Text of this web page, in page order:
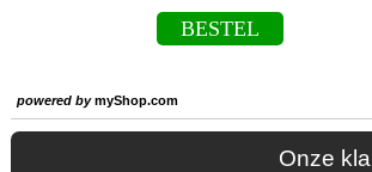
BESTEL
powered bymyShop.com
Onze